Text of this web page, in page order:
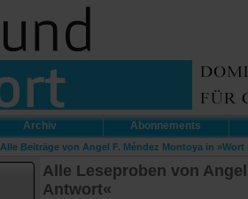
Archiv Abonnements
Alle Beiträge von Angel F. Méndez Montoya in
Alle Leseproben von
Antwort«